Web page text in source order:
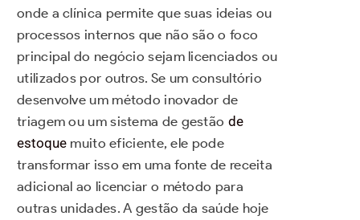
onde a clínica permite que suas ideias ou
processos internos que não são o foco
principal do negócio sejam licenciados ou
utilizados por outros. Se um consultório
desenvolve um método inovador de
triagem ou um sistema de gestão de
estoque muito eficiente, ele pode
transformar isso em uma fonte de receita
adicional ao licenciar o método para
outras unidades. A gestão da saúde hoje